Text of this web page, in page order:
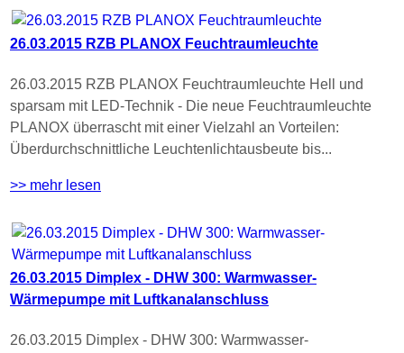
26.03.2015 RZB PLANOX Feuchtraumleuchte
26.03.2015 RZB PLANOX Feuchtraumleuchte Hell und
sparsam mit LED-Technik - Die neue Feuchtraumleuchte
PLANOX überrascht mit einer Vielzahl an Vorteilen:
Überdurchschnittliche Leuchtenlichtausbeute bis...
>> mehr lesen
26.03.2015 Dimplex - DHW 300: Warmwasser-
Wärmepumpe mit Luftkanalanschluss
26.03.2015 Dimplex - DHW 300: Warmwasser-